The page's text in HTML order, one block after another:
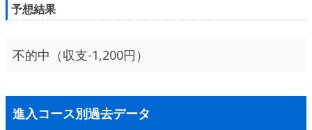
予想結果
不的中（収支-1,200円）
進入コース別過去データ